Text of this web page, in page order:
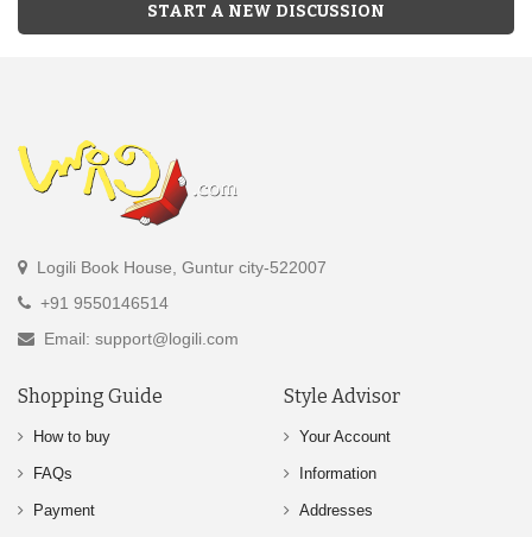
START A NEW DISCUSSION
Logili Book House, Guntur city-522007
+91 9550146514
Email: support@logili.com
Shopping Guide
How to buy
FAQs
Payment
Style Advisor
Your Account
Information
Addresses